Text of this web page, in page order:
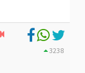
3238